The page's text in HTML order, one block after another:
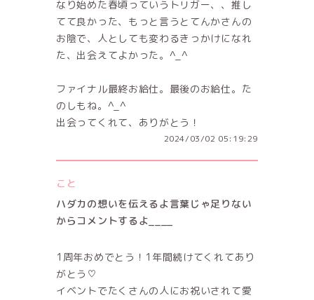
なり始めた春頃っていうトリガー、、推し
てて良かった、もっと言うとてんかさんの
お陰で、人としても変わるきっかけになれ
た、出会えてよかった。^_^
ファイナル最終お給仕。最後のお給仕。た
のしもね。^_^
出会ってくれて、ありがとう！
2024/03/02 05:19:29
こと
ハダカの想いを伝えるよ言葉じゃ足りない
からコメントするよ____
1周年おめでとう！1年間続けてくれてあり
がとう♡
イベントでたくさんの人にお祝いされて愛